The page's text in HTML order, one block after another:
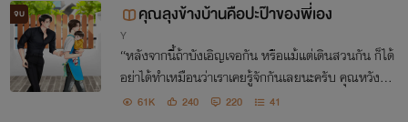
จบ คุณลุงข้างบ้านคือปะป๊าของพี่เอง
Y
“หลังจากนี้ถ้าบังเอิญเจอกัน หรือแม้แต่เดินสวนกัน ก็ได้
อย่าได้ทำเหมือนว่าเราเคยรู้จักกันเลยนะครับ คุณหวังอี้เฉิ
น” 61K 240 220 41